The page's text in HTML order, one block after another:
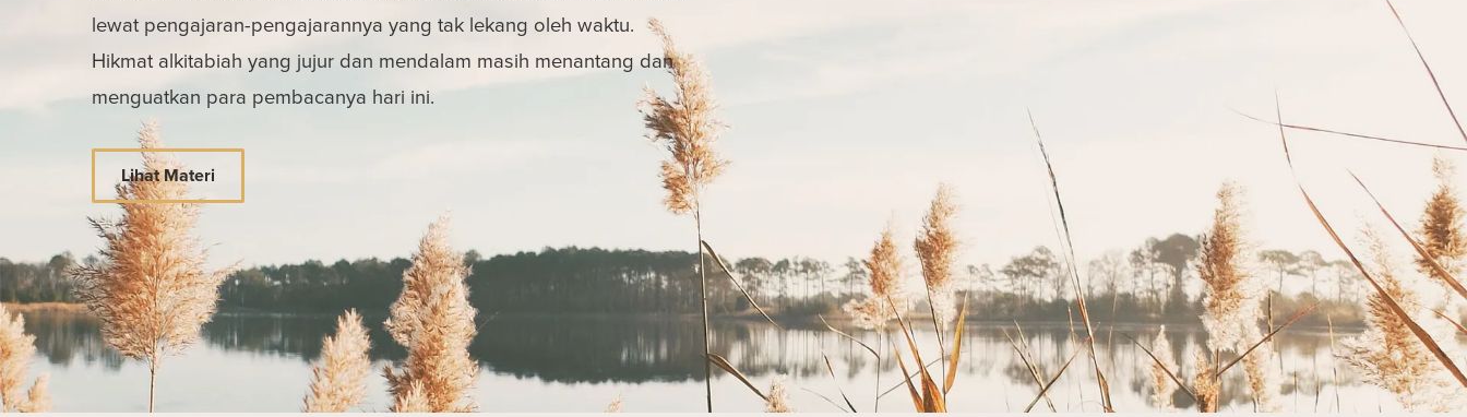
lewat pengajaran-pengajarannya yang tak lekang oleh waktu.
Hikmat alkitabiah yang jujur dan mendalam masih menantang dan
menguatkan para pembacanya hari ini.
Lihat Materi